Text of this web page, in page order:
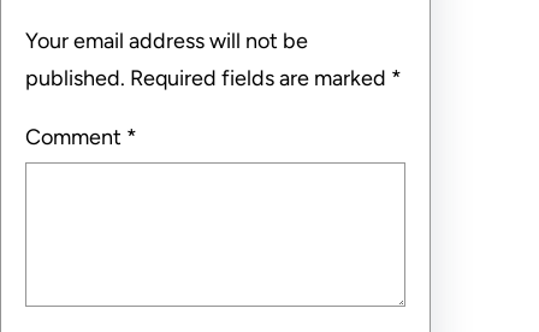
Your email address will not be
published. Required fields are marked *
Comment *